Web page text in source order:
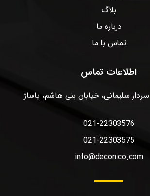
بلاگ
درباره ما
تماس با ما
اطلاعات تماس
سلیمانی، خیابان بنی هاشم، پاساژ
021-22303576
021-22303575
info@deconico.com